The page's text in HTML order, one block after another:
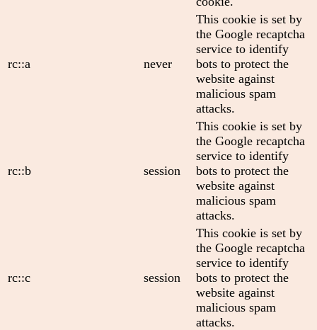
rc::a never
This cookie is set by
the Google recaptcha
service to identify
bots to protect the
website against
malicious spam
attacks.
rc::b session
This cookie is set by
the Google recaptcha
service to identify
bots to protect the
website against
malicious spam
attacks.
rc::c session
This cookie is set by
the Google recaptcha
service to identify
bots to protect the
website against
malicious spam
attacks.